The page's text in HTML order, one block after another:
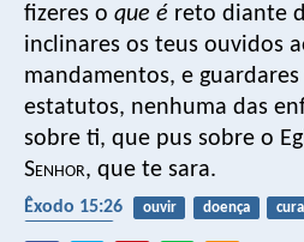
fizeres o que é reto diante
inclinares os teus ouvidos
mandamentos, e
estatutos, nenhuma das
sobre ti, que pus sobre o
Senhor, que te sara.
Êxodo 15:26 ouvir doença cura